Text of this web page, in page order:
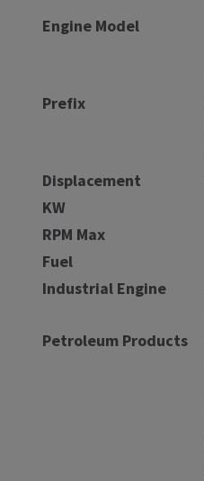
Engine Model
Prefix
Displacement
KW
RPM Max
Fuel
Industrial Engine
Petroleum Products